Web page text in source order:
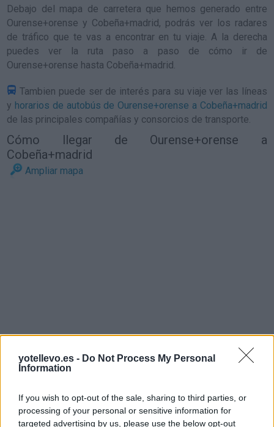
yotellevo.es - Do Not Process My Personal
Information
If you wish to opt-out of the sale, sharing to third parties, or
processing of your personal or sensitive information for
targeted advertising by us, please use the below opt-out
Debajo del mapa de carretera que hemos generado entre
Ourense+orense y Cobeña+madrid, podrás ver los radares
de tráfico que te vas a encontrar en tu viaje. A la derecha
puedes ver la ruta paso a paso de cómo ir de
Ourense+orense hasta Cobeña+madrid.
Tambien puede ser de interés para su viaje ver las líneas
y horarios de autobús de Ourense+orense a Cobeña+madrid
de las principales compañías y consorcios de transporte.
Cómo llegar de Ourense+orense a
Cobeña+madrid
Ampliar mapa